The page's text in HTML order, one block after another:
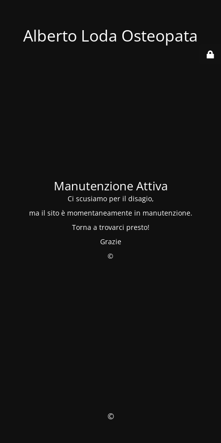
Alberto Loda Osteopata
Manutenzione Attiva
Ci scusiamo per il disagio,
ma il sito è momentaneamente in manutenzione.
Torna a trovarci presto!
Grazie
©
©